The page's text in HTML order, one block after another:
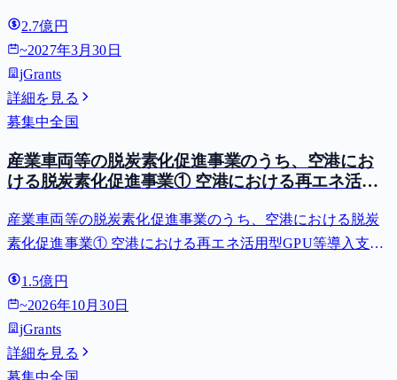
2.7億円
~2027年3月30日
jGrants
詳細を見る
募集中全国
産業車両等の脱炭素化促進事業のうち、空港にお
ける脱炭素化促進事業① 空港における再エネ活用
費等補助金）
産業車両等の脱炭素化促進事業のうち、空港における脱炭
素化促進事業① 空港における再エネ活用型GPU等導入支援
1.5億円
~2026年10月30日
jGrants
詳細を見る